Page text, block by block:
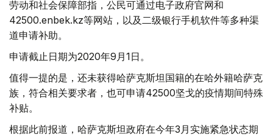
劳动和社会保障部指，公民可通过电子政府官网和
42500.enbek.kz等网站，以及二级银行手机软件等多种渠
道申请补助。
申请截止日期为2020年9月1日。
值得一提的是，还未获得哈萨克斯坦国籍的在哈外籍哈萨克
族，符合相关要求者，也可申请42500坚戈的疫情期间特殊
补贴。
根据此前报道，哈萨克斯坦政府在今年3月实施紧急状态期